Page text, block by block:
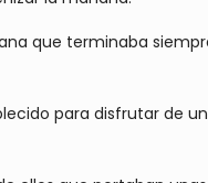
que terminaba
para disfrutar de